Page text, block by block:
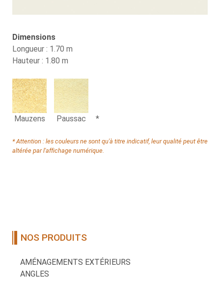
Dimensions
Longueur : 1.70 m
Hauteur : 1.80 m
Mauzens Paussac *
* Attention : les couleurs ne sont qu'à titre indicatif, leur qualité peut être
altérée par l'affichage numérique.
NOS PRODUITS
AMÉNAGEMENTS EXTÉRIEURS
ANGLES